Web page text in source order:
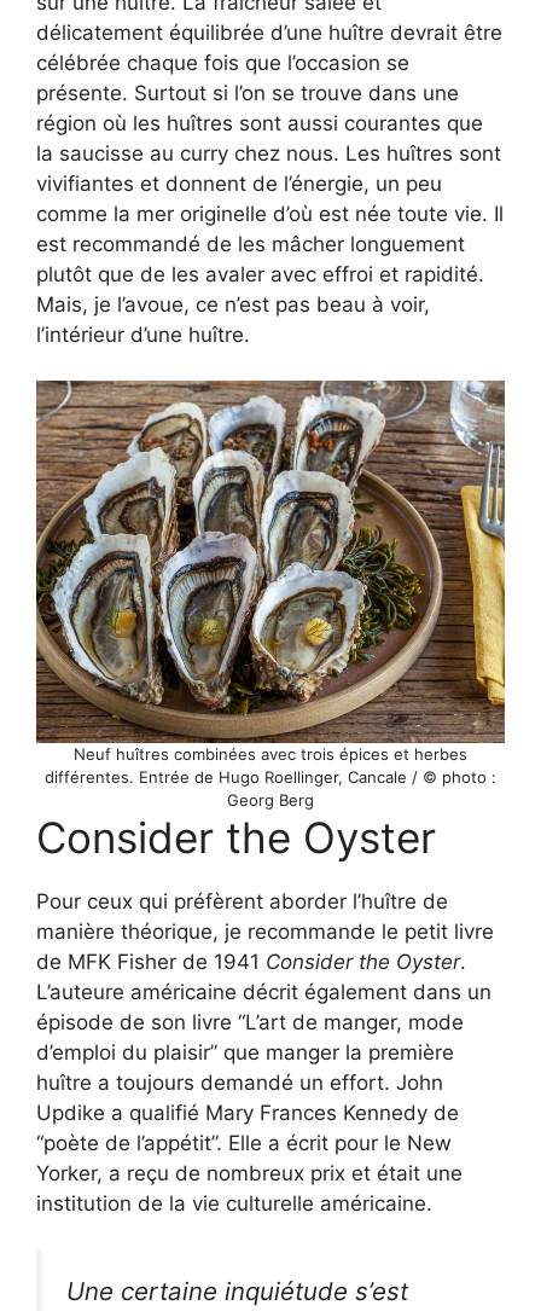
délicatement équilibrée d’une huître devrait être
célébrée chaque fois que l’occasion se
présente. Surtout si l’on se trouve dans une
région où les huîtres sont aussi courantes que
la saucisse au curry chez nous. Les huîtres sont
vivifiantes et donnent de l’énergie, un peu
comme la mer originelle d’où est née toute vie. Il
est recommandé de les mâcher longuement
plutôt que de les avaler avec effroi et rapidité.
Mais, je l’avoue, ce n’est pas beau à voir,
l’intérieur d’une huître.
Neuf huîtres combinées avec trois épices et herbes
différentes. Entrée de Hugo Roellinger, Cancale / © photo :
Georg Berg
Consider the Oyster
Pour ceux qui préfèrent aborder l’huître de
manière théorique, je recommande le petit livre
de MFK Fisher de 1941 Consider the Oyster.
L’auteure américaine décrit également dans un
épisode de son livre “L’art de manger, mode
d’emploi du plaisir” que manger la première
huître a toujours demandé un effort. John
Updike a qualifié Mary Frances Kennedy de
“poète de l’appétit”. Elle a écrit pour le New
Yorker, a reçu de nombreux prix et était une
institution de la vie culturelle américaine.
Une certaine inquiétude s’est